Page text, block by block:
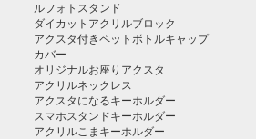
ルフォトスタンド
ダイカットアクリルブロック
アクスタ付きペットボトルキャップ
カバー
オリジナルお座りアクスタ
アクリルネックレス
アクスタになるキーホルダー
スマホスタンドキーホルダー
アクリルこまキーホルダー